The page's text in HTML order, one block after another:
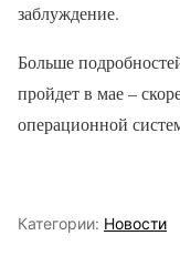
заблуждение.
Больше
пройдет в мае –
операционной
Категории: Новости